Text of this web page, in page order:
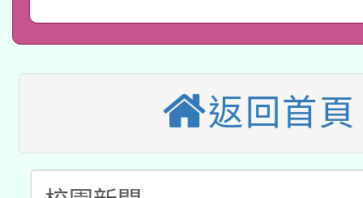
接種對象擴大為「滿6
接種之民眾」措施，延
月28日止
業技術研究院辦理「
開 智慧啟航」
2026年桃園地景藝術
「2026桃園藝術巡演
轉知教育部國民及學前
國立臺灣師範大學辦理
函轉國家教育研究院中
返回首頁